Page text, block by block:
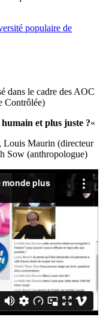
populaire de
dans le cadre des AOC
Contrôlée)
et plus juste ?«
Louis Maurin (directeur
Sow (anthropologue)